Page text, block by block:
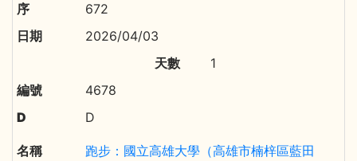
672
2026/04/03
1
4678
D
跑步：國立高雄大學（高雄市楠梓區藍田